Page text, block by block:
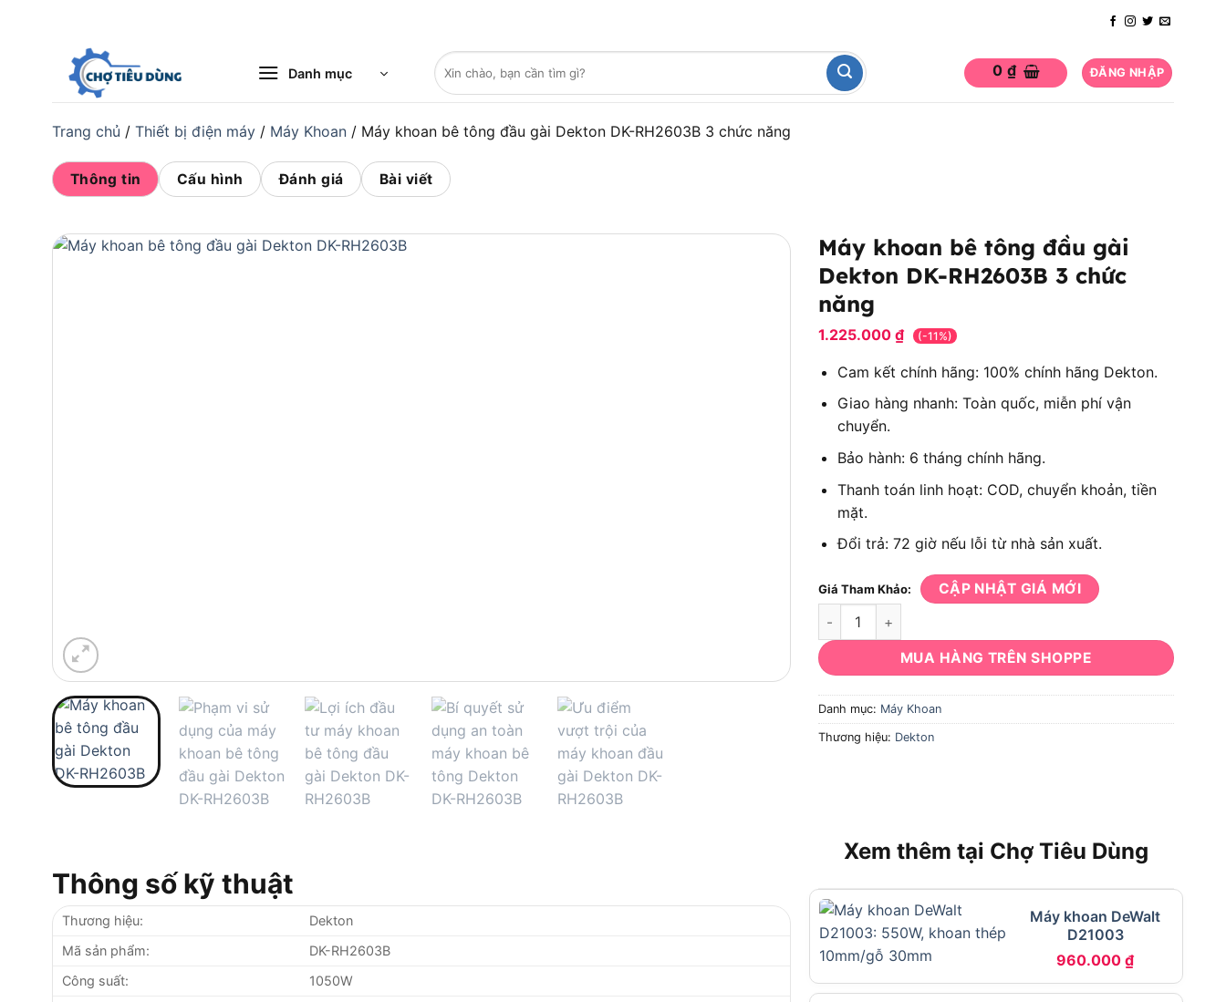
Danh mục
Tìm
kiếm:
0 ₫ ĐĂNG NHẬP
Trang chủ / Thiết bị điện máy / Máy Khoan / Máy khoan bê tông đầu gài Dekton DK-RH2603B 3 chức năng
Thông tin Cấu hình Đánh giá Bài viết
Máy khoan bê tông đầu gài
Dekton DK-RH2603B 3 chức
năng
1.225.000 ₫ (-11%)
Cam kết chính hãng: 100% chính hãng Dekton.
Giao hàng nhanh: Toàn quốc, miễn phí vận
chuyển.
Bảo hành: 6 tháng chính hãng.
Thanh toán linh hoạt: COD, chuyển khoản, tiền
mặt.
Đổi trả: 72 giờ nếu lỗi từ nhà sản xuất.
Giá Tham Khảo: CẬP NHẬT GIÁ MỚI
Máy khoan bê tông đầu gài Dekton DK-RH2603B 3 chức năng
MUA HÀNG TRÊN SHOPPE
Danh mục: Máy Khoan
Thương hiệu: Dekton
Thông số kỹ thuật
Thương hiệu:
Dekton
Mã sản phẩm:
DK-RH2603B
Công suất:
1050W
Xem thêm tại Chợ Tiêu Dùng
Máy khoan DeWalt
D21003
960.000₫